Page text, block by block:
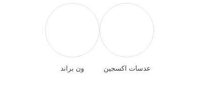
عدسات اكسجين ون براند